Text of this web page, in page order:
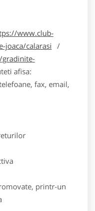
www.club-
joaca/calarasi
/
afisa:
fax, email,
printr-un